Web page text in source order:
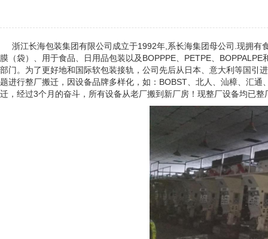
浙江长海包装集团有限公司成立于1992年,系长海集团母公司.现拥有
膜（袋）、用于食品、日用品包装以及BOPPPE、PETPE、
部门。为了更好地和国际软包装接轨，公司先后从日本、意大利等国引
题进行整厂搬迁，因设备品牌多样化，如：BOBST、北人、汕樟、汇
迁，经过3个月的奋斗，所有设备从老厂搬到新厂房！现整厂设备均已整